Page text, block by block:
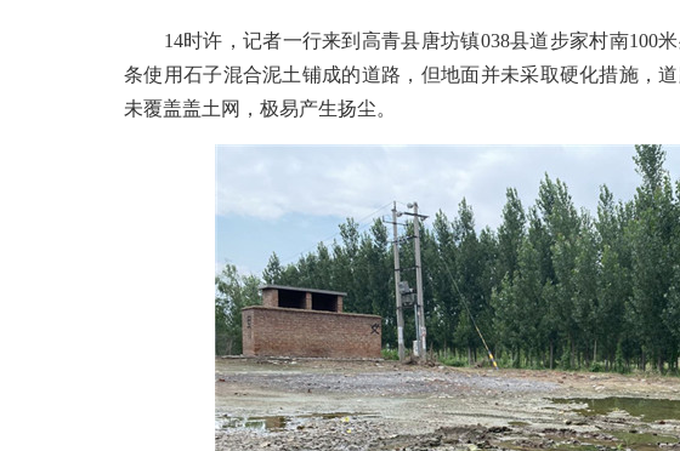
14时许，记者一行来到高青县唐坊镇038县道步家村南100
条使用石子混合泥土铺成的道路，但地面并未采取硬化措施，
未覆盖盖土网，极易产生扬尘。